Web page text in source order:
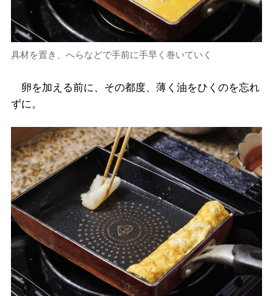
具材を置き、へらなどで手前に手早く巻いていく
卵を加える前に、その都度、薄く油をひくのを忘れ
ずに。